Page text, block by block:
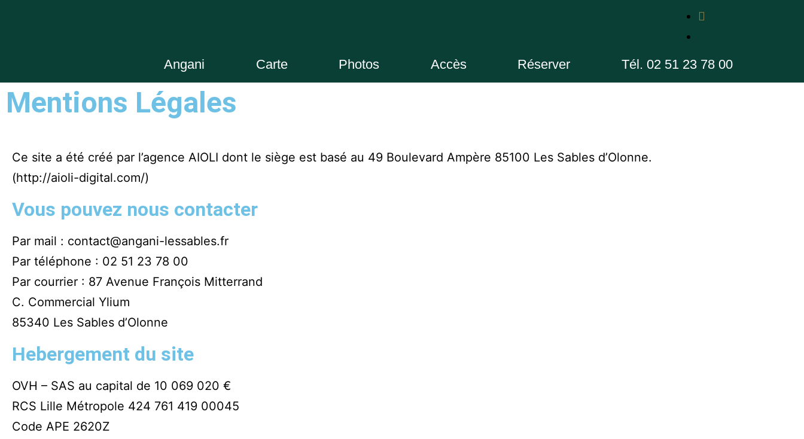
Angani Carte Photos Accès Réserver Tél. 02 51 23 78 00
Mentions Légales
Ce site a été créé par l’agence AIOLI dont le siège est basé au 49 Boulevard Ampère 85100 Les Sables d’Olonne.
(http://aioli-digital.com/)
Vous pouvez nous contacter
Par mail : contact@angani-lessables.fr
Par téléphone : 02 51 23 78 00
Par courrier : 87 Avenue François Mitterrand
C. Commercial Ylium
85340 Les Sables d’Olonne
Hebergement du site
OVH – SAS au capital de 10 069 020 €
RCS Lille Métropole 424 761 419 00045
Code APE 2620Z